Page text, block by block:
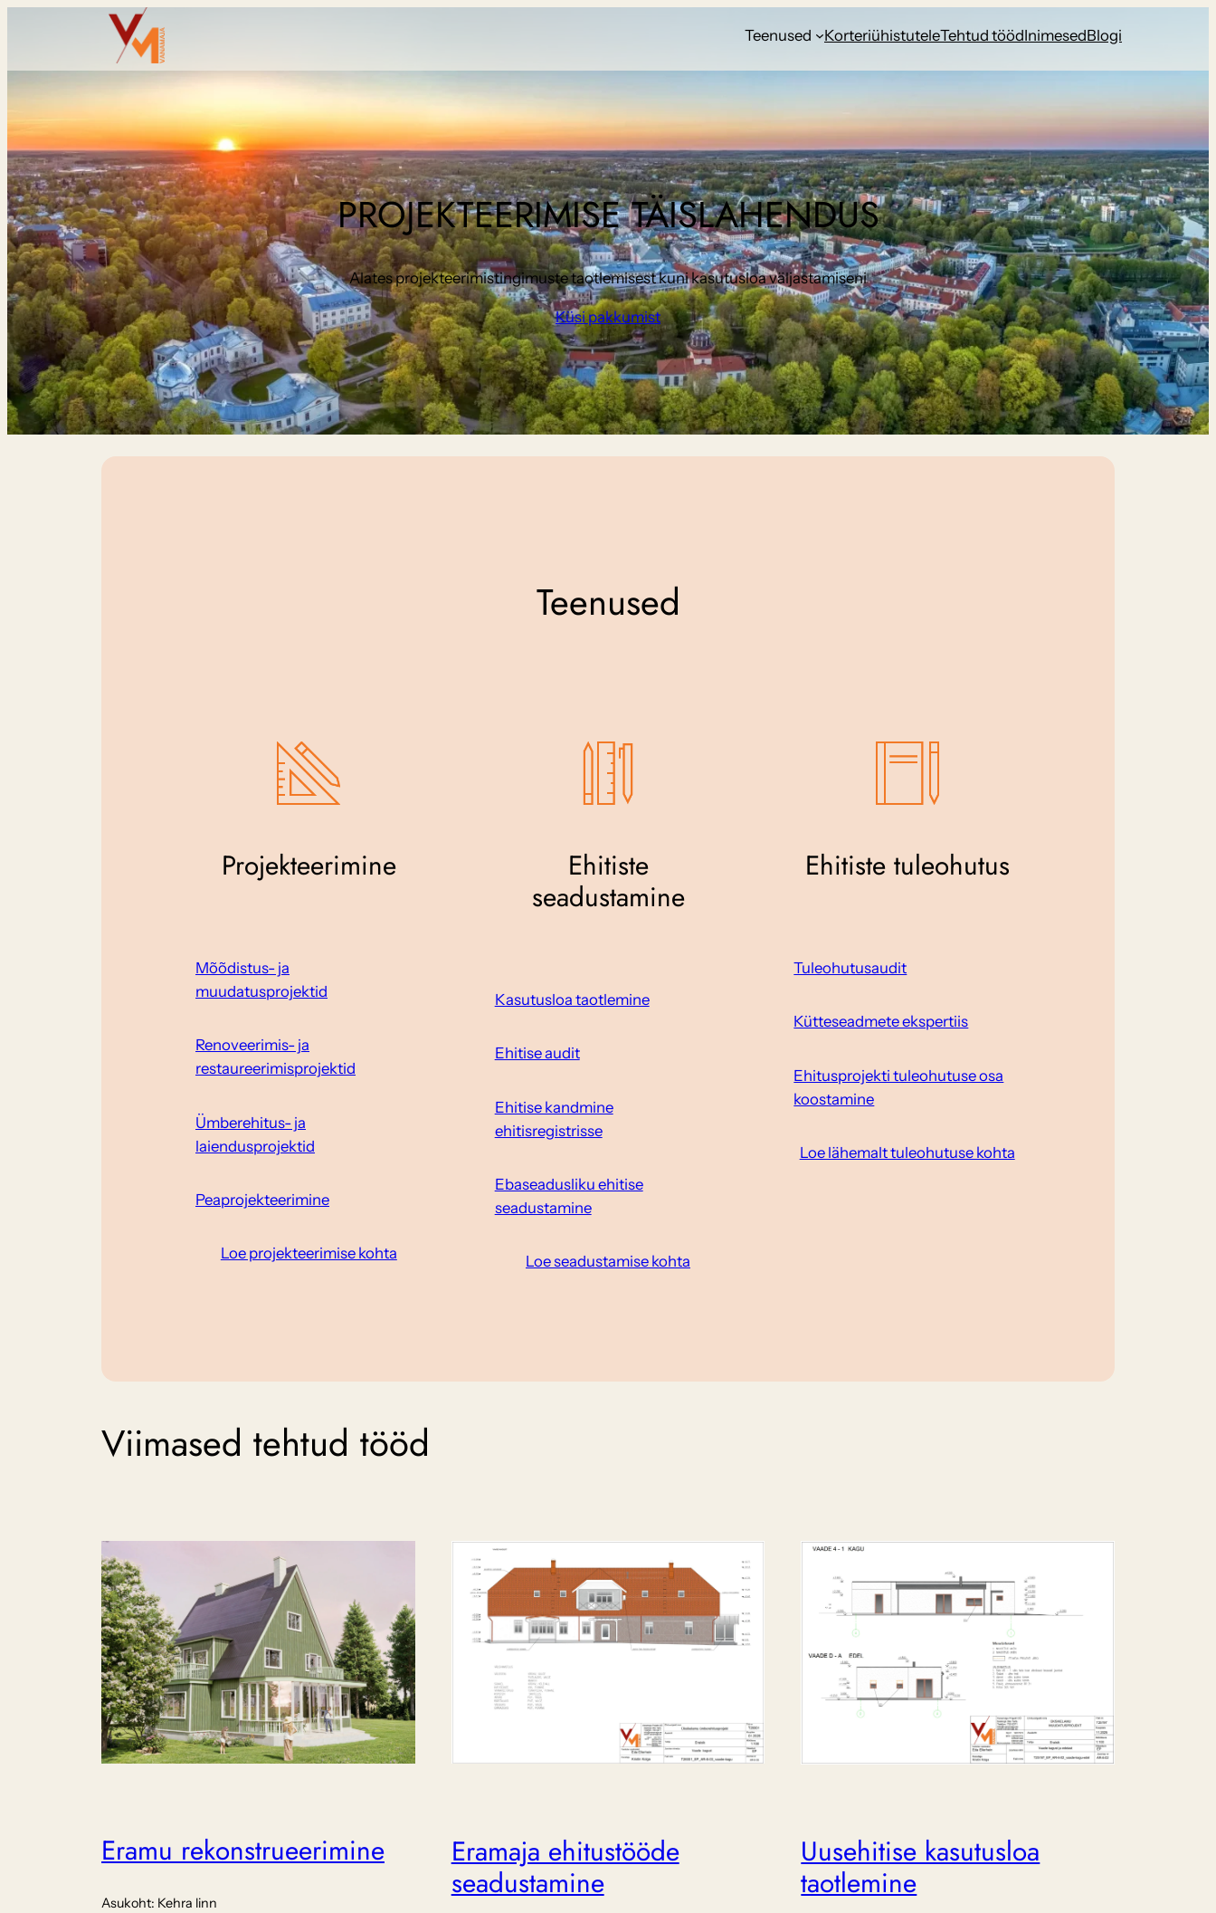
Teenused KorteriühistuteleTehtud töödInimesedBlogi
PROJEKTEERIMISE TÄISLAHENDUS
Alates projekteerimistingimuste taotlemisest kuni kasutusloa väljastamiseni
Küsi pakkumist
Teenused
Projekteerimine
Mõõdistus- ja
muudatusprojektid
Renoveerimis- ja
restaureerimisprojektid
Ümberehitus- ja
laiendusprojektid
Peaprojekteerimine
Loe projekteerimise kohta
Ehitiste
seadustamine
Kasutusloa taotlemine
Ehitise audit
Ehitise kandmine
ehitisregistrisse
Ebaseadusliku ehitise
seadustamine
Loe seadustamise kohta
Ehitiste tuleohutus
Tuleohutusaudit
Kütteseadmete ekspertiis
Ehitusprojekti tuleohutuse osa
koostamine
Loe lähemalt tuleohutuse kohta
Viimased tehtud tööd
Eramu rekonstrueerimine
Asukoht: Kehra linn
Eramaja ehitustööde
seadustamine
Uusehitise kasutusloa
taotlemine